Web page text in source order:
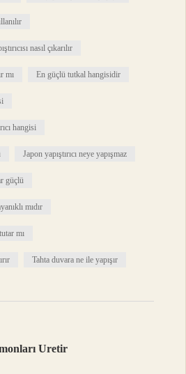
nasıl çıkarılır
mı En güçlü tutkal hangisidir
hangisi
Japon yapıştırıcı neye yapışmaz
güçlü
mıdır
mı
Tahta duvara ne ile yapışır
Uretir